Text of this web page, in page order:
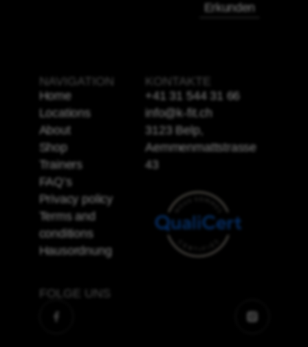
Erkunden
NAVIGATION
Home
Locations
About
Shop
Trainers
FAQ’s
Privacy policy
Terms and
conditions
Hausordnung
KONTAKTE
+41 31 544 31 66
info@k-fit.ch
3123 Belp,
Aemmenmattstrasse
43